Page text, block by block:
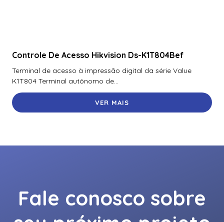
Controle De Acesso Hikvision Ds-K1T804Bef
Terminal de acesso à impressão digital da série Value
K1T804 Terminal autônomo de...
VER MAIS
Fale conosco sobre